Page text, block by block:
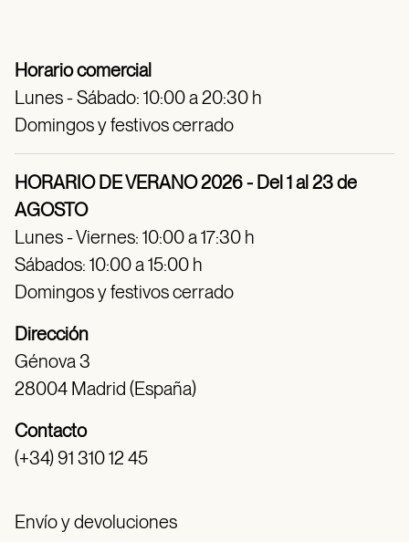
Horario comercial
Lunes - Sábado: 10:00 a 20:30 h
Domingos y festivos cerrado
HORARIO DE VERANO 2026 - Del 1 al 23 de
AGOSTO
Lunes - Viernes: 10:00 a 17:30 h
Sábados: 10:00 a 15:00 h
Domingos y festivos cerrado
Dirección
Génova 3
28004 Madrid (España)
Contacto
(+34) 91 310 12 45
Envío y devoluciones